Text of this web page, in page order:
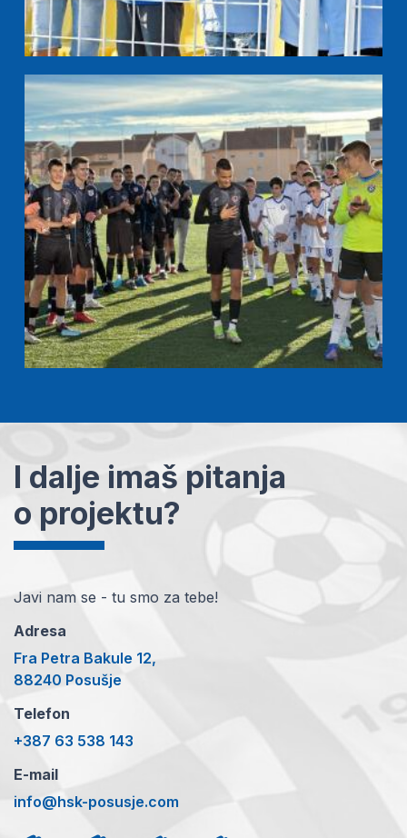
I dalje imaš pitanja
o projektu?
Javi nam se - tu smo za tebe!
Adresa
Fra Petra Bakule 12,
88240 Posušje
Telefon
+387 63 538 143
E-mail
info@hsk-posusje.com